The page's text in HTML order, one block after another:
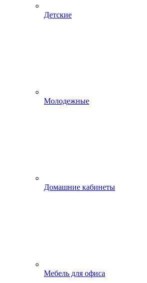
Детские
Молодежные
Домашние кабинеты
Мебель для офиса